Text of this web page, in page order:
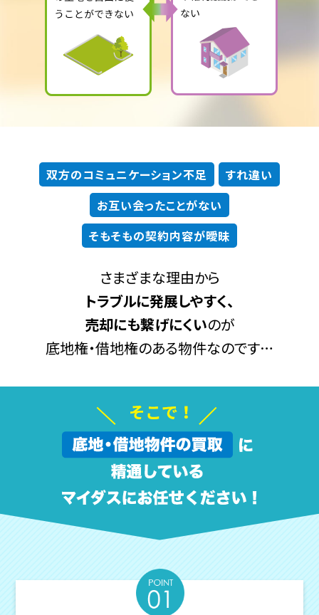
双方のコミュニケーション不足
すれ違い
お互い会ったことがない
そもそもの契約内容が曖昧
さまざまな理由から
トラブルに発展しやすく、
売却にも繋げにくいのが
底地権・借地権のある物件なのです…